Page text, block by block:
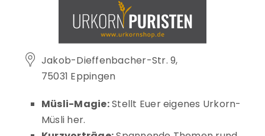
Jakob-Dieffenbacher-Str. 9,
75031 Eppingen
Müsli-Magie:Stellt Euer eigenes Urkorn-
Müsli her.